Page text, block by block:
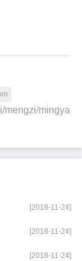
mengzi/mingya
[2018-11-24]
[2018-11-24]
[2018-11-24]